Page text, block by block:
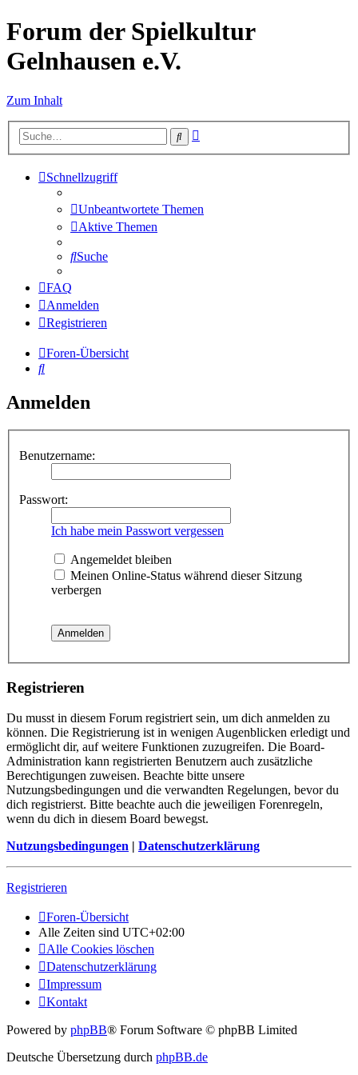
Forum der Spielkultur
Gelnhausen e.V.
Zum Inhalt
Suche
Schnellzugriff
Unbeantwortete Themen
Aktive Themen
Suche
FAQ
Anmelden
Registrieren
Foren-Übersicht
Suche
Anmelden
Benutzername:
Passwort:
Ich habe mein Passwort vergessen
Angemeldet bleiben
Meinen Online-Status während dieser Sitzung
verbergen
Registrieren
Du musst in diesem Forum registriert sein, um dich anmelden zu
können. Die Registrierung ist in wenigen Augenblicken erledigt und
ermöglicht dir, auf weitere Funktionen zuzugreifen. Die Board-
Administration kann registrierten Benutzern auch zusätzliche
Berechtigungen zuweisen. Beachte bitte unsere
Nutzungsbedingungen und die verwandten Regelungen, bevor du
dich registrierst. Bitte beachte auch die jeweiligen Forenregeln,
wenn du dich in diesem Board bewegst.
Nutzungsbedingungen | Datenschutzerklärung
Registrieren
Foren-Übersicht
Alle Zeiten sind UTC+02:00
Alle Cookies löschen
Datenschutzerklärung
Impressum
Kontakt
Powered by phpBB® Forum Software © phpBB Limited
Deutsche Übersetzung durch phpBB.de